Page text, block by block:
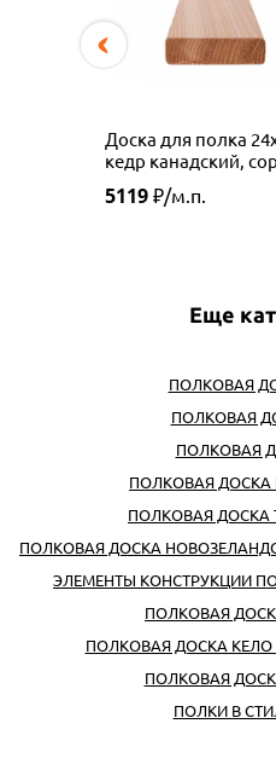
Доска для полка
кедр канадский,
Premium
5119₽/м.п.
Еще
ПОЛКОВАЯ
ПОЛКОВАЯ
ПОЛКОВАЯ
ПОЛКОВАЯ ДОСКА
ПОЛКОВАЯ
ПОЛКОВАЯ ДОСКА
ЭЛЕМЕНТЫ КОНСТРУКЦИИ
ПОЛКОВАЯ
ПОЛКОВАЯ ДОСКА
ПОЛКОВАЯ
ПОЛКИ В